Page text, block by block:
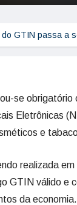
do GTIN passa a
se
Eletrônicas
e
realizada
GTIN válido e
da economia.